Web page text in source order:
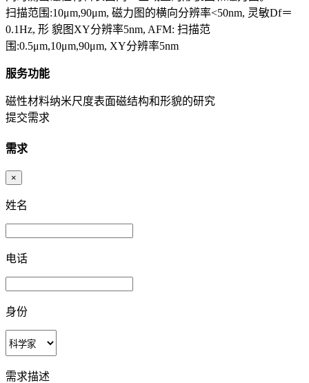
扫描范围:10μm,90μm, 磁力图的横向分辨率<50nm, 灵敏Df＝
0.1Hz, 形 貌图XY分辨率5nm, AFM: 扫描范
围:0.5μm,10μm,90μm, XY分辨率5nm
服务功能
磁性材料纳米尺度表面磁结构和形貌的研究
提交需求
需求
×
姓名
电话
身份
需求描述